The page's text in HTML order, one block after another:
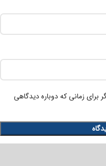
برای زمانی که دوباره دیدگاهی